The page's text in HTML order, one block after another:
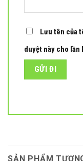
Lưu tên của
duyệt này cho lần
SẢN PHẨM